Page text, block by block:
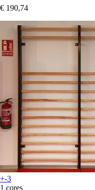
€ 190,74
+-3
1 cores